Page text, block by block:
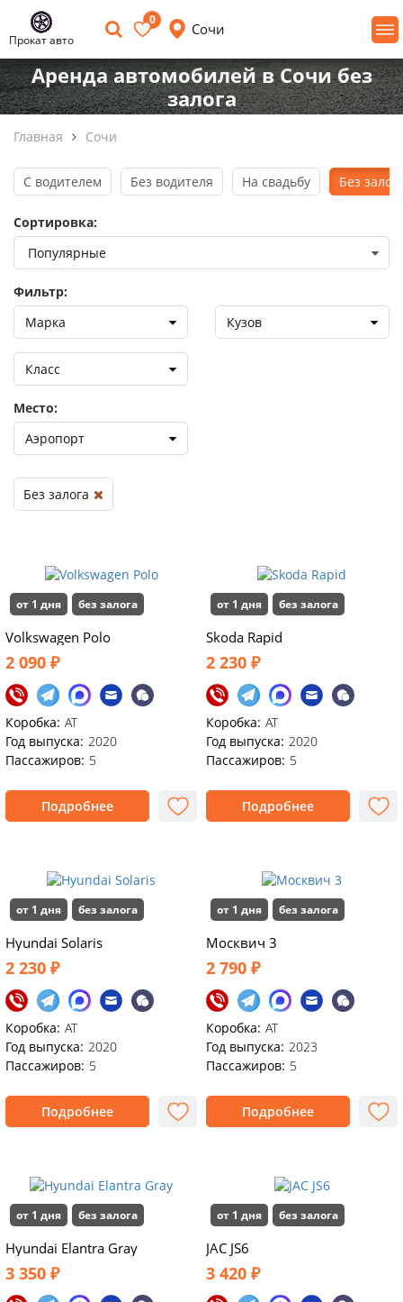
Прокат авто
0
Сочи
Аренда автомобилей в Сочи без
залога
Главная Сочи
от 1 дня без залога
Volkswagen Polo
2 090 ₽
Коробка: AT
Год выпуска: 2020
Пассажиров: 5
Подробнее
от 1 дня без залога
Skoda Rapid
2 230 ₽
Коробка: AT
Год выпуска: 2020
Пассажиров: 5
Подробнее
от 1 дня без залога
Hyundai Solaris
2 230 ₽
Коробка: AT
Год выпуска: 2020
Пассажиров: 5
Подробнее
от 1 дня без залога
Москвич 3
2 790 ₽
Коробка: АТ
Год выпуска: 2023
Пассажиров: 5
Подробнее
от 1 дня без залога
Hyundai Elаntra Gray
3 350 ₽
от 1 дня без залога
JАС JS6
3 420 ₽
С водителем Без водителя На свадьбу Без
Сортировка:
Фильтр:
Марка
Кузов
Класс
Место:
Аэропорт
Без залога